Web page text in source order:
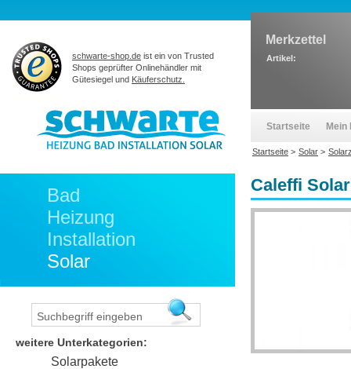
Caleffi
Bad
Heizung
Installation
Solar
weitere Unterkategorien:
Solarpakete
schwarte-shop.de ist ein von Trusted
Shops geprüfter Onlinehändler mit
Gütesiegel und Käuferschutz.
Merkzettel
Artikel:
Startseite Mein
Startseite > Solar >